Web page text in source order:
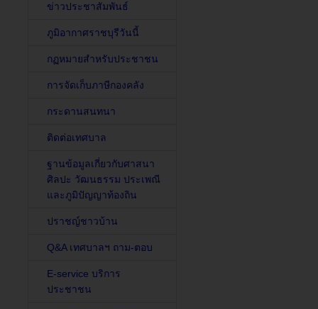
ข่าวประชาสัมพันธ์
ภูมิอากาศราชบุรีวันนี้
กฏหมายสำหรับประชาชน
การจัดเก็บภาษีกองคลัง
กระดานสนทนา
ติดต่อเทศบาล
ฐานข้อมูลเกี่ยวกับศาสนา
ศิลปะ วัฒนธรรม ประเพณี
และภูมิปัญญาท้องถิน
ปราชญ์ชาวบ้าน
Q&A เทศบาลฯ ถาม-ตอบ
E-service บริการ
ประชาชน